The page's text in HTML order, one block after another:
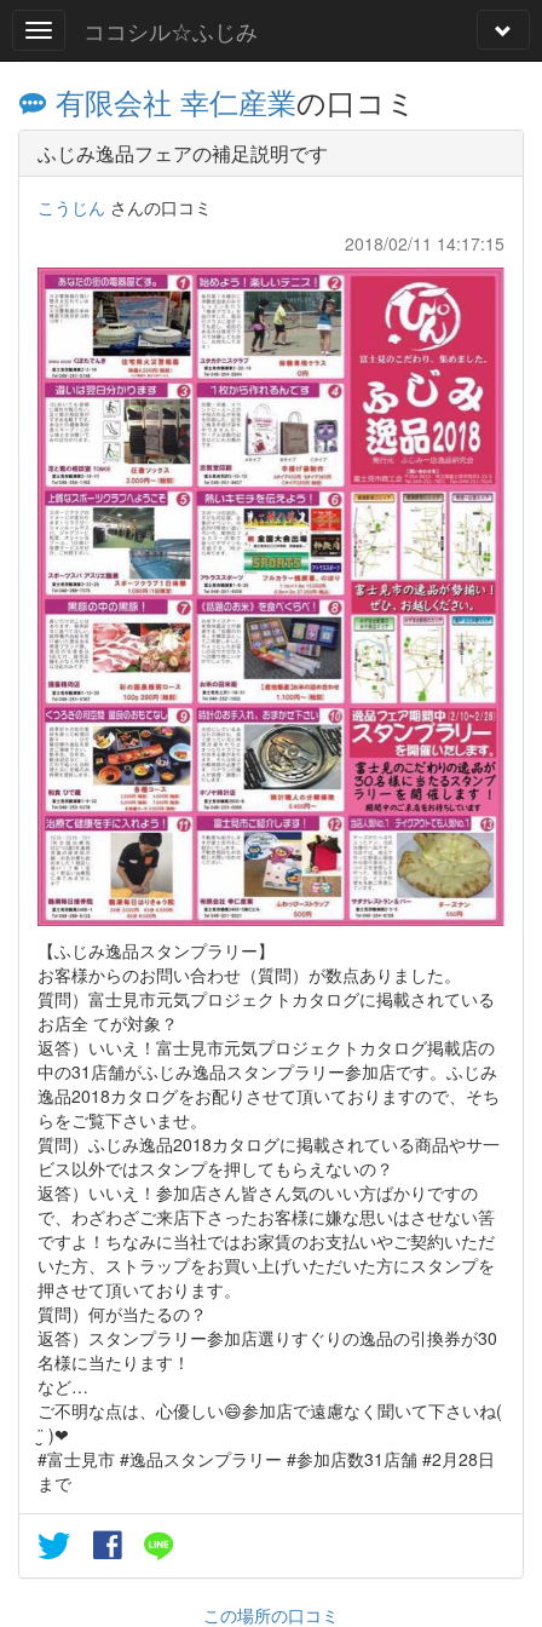
ココシル☆ふじみ
有限会社 幸仁産業の口コミ
ふじみ逸品フェアの補足説明です
こうじん さんの口コミ
2018/02/11 14:17:15
【ふじみ逸品スタンプラリー】
お客様からのお問い合わせ（質問）が数点ありました。
質問）富士見市元気プロジェクトカタログに掲載されている
お店全 てが対象？
返答）いいえ！富士見市元気プロジェクトカタログ掲載店の
中の31店舗がふじみ逸品スタンプラリー参加店です。ふじみ
逸品2018カタログをお配りさせて頂いておりますので、そち
らをご覧下さいませ。
質問）ふじみ逸品2018カタログに掲載されている商品やサ一
ビス以外ではスタンプを押してもらえないの？
返答）いいえ！参加店さん皆さん気のいい方ばかりですの
で、わざわざご来店下さったお客様に嫌な思いはさせない筈
ですよ！ちなみに当社ではお家賃のお支払いやご契約いただ
いた方、ストラップをお買い上げいただいた方にスタンプを
押させて頂いております。
質問）何が当たるの？
返答）スタンプラリー参加店選りすぐりの逸品の引換券が30
名様に当たります！
など…
ご不明な点は、心優しい😄参加店で遠慮なく聞いて下さいね(
¨̮ )︎︎❤︎︎
#富士見市 #逸品スタンプラリー #参加店数31店舗 #2月28日
まで
この場所の口コミ